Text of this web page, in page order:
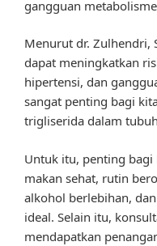
gangguan
Menurut dr. Zulhendri,
dapat meningkatkan
hipertensi, dan
sangat penting bagi
trigliserida dalam
Untuk itu, penting
makan sehat, rutin
alkohol berlebihan,
ideal. Selain itu,
mendapatkan